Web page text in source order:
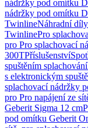
nádržky pod omítku
nádržky pod omítku
TwinlineNáhradní
TwinlinePro
pro Pro splachovací
300TPříslušenství
spuštěním splachování
s elektronickým
splachovací nádržky
pro Pro napájení ze
Geberit Sigma 12 cm
pod omítku Geberit